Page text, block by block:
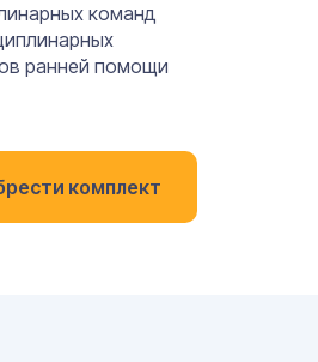
команд
ранней помощи
комплект